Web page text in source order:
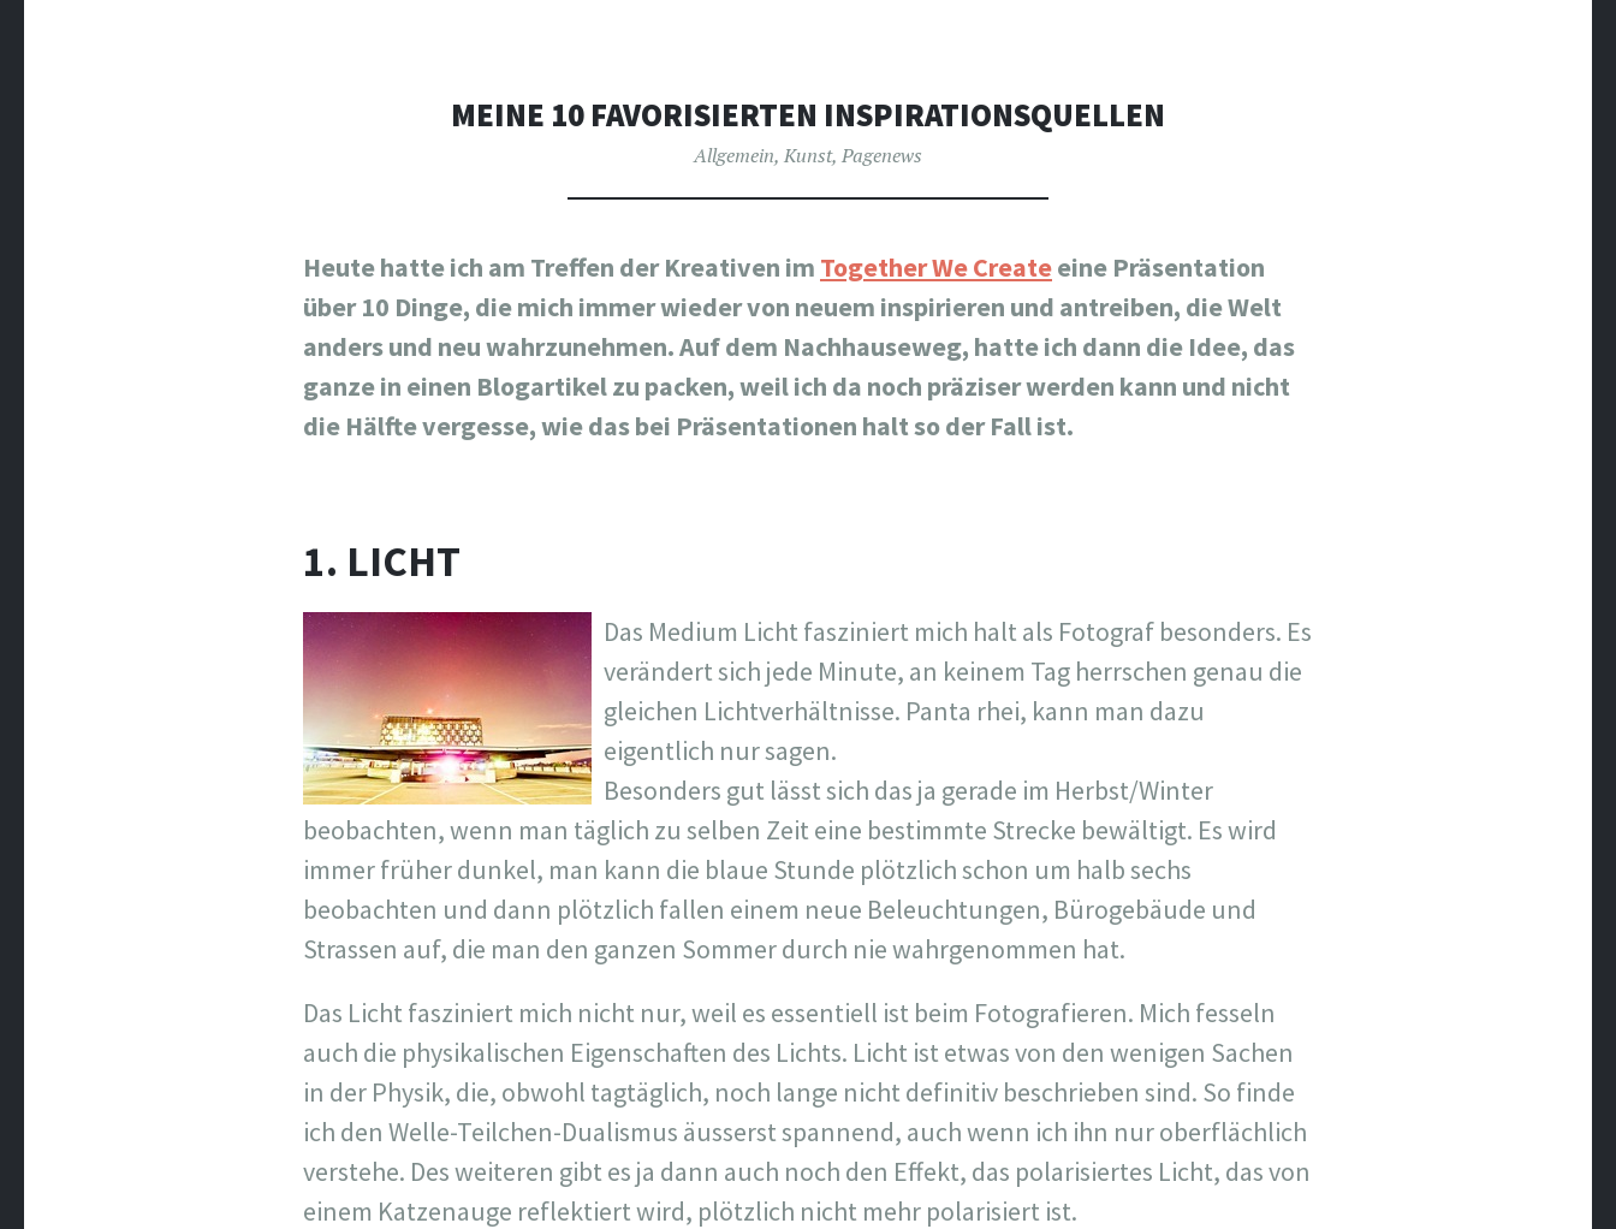
MEINE 10 FAVORISIERTEN INSPIRATIONSQUELLEN
Allgemein, Kunst, Pagenews
Heute hatte ich am Treffen der Kreativen im Together We Createeine Präsentation
über 10 Dinge, die mich immer wieder von neuem inspirieren und antreiben, die Welt
anders und neu wahrzunehmen. Auf dem Nachhauseweg, hatte ich dann die Idee, das
ganze in einen Blogartikel zu packen, weil ich da noch präziser werden kann und nicht
die Hälfte vergesse, wie das bei Präsentationen halt so der Fall ist.
1. LICHT
Das Medium Licht fasziniert mich halt als Fotograf besonders. Es
verändert sich jede Minute, an keinem Tag herrschen genau die
gleichen Lichtverhältnisse. Panta rhei, kann man dazu
eigentlich nur sagen.
Besonders gut lässt sich das ja gerade im Herbst/Winter
beobachten, wenn man täglich zu selben Zeit eine bestimmte Strecke bewältigt. Es wird
immer früher dunkel, man kann die blaue Stunde plötzlich schon um halb sechs
beobachten und dann plötzlich fallen einem neue Beleuchtungen, Bürogebäude und
Strassen auf, die man den ganzen Sommer durch nie wahrgenommen hat.
Das Licht fasziniert mich nicht nur, weil es essentiell ist beim Fotografieren. Mich fesseln
auch die physikalischen Eigenschaften des Lichts. Licht ist etwas von den wenigen Sachen
in der Physik, die, obwohl tagtäglich, noch lange nicht definitiv beschrieben sind. So finde
ich den Welle-Teilchen-Dualismus äusserst spannend, auch wenn ich ihn nur oberflächlich
verstehe. Des weiteren gibt es ja dann auch noch den Effekt, das polarisiertes Licht, das von
einem Katzenauge reflektiert wird, plötzlich nicht mehr polarisiert ist.